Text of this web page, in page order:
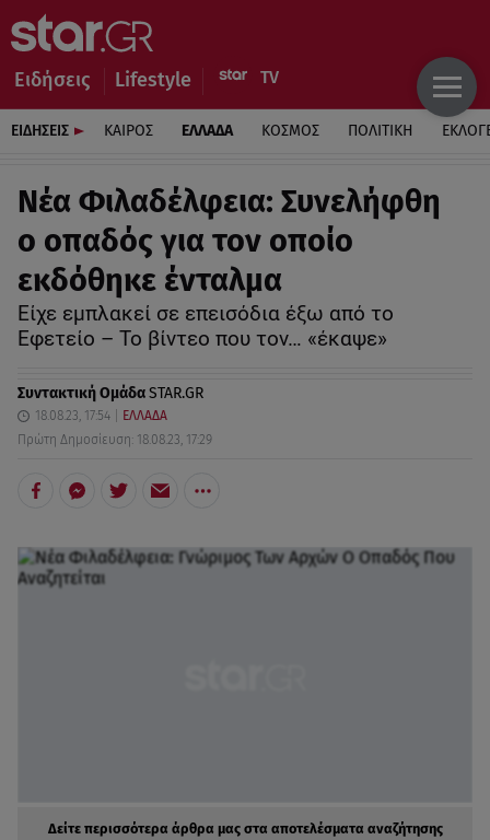
Ειδήσεις Lifestyle
ΕΙΔΗΣΕΙΣ ΚΑΙΡΟΣ ΕΛΛΑΔΑ ΚΟΣΜΟΣ ΠΟΛΙΤΙΚΗ
Νέα Φιλαδέλφεια: Συνελήφθη
ο οπαδός για τον οποίο
εκδόθηκε ένταλμα
Είχε εμπλακεί σε επεισόδια έξω από το
Εφετείο – Το βίντεο που τον… «έκαψε»
Συντακτική ΟμάδαSTAR.GR
18.08.23, 17:54
ΕΛΛΑΔΑ
Πρώτη Δημοσίευση: 18.08.23, 17:29
Δείτε περισσότερα άρθρα μας στα αποτελέσματα αναζήτησης